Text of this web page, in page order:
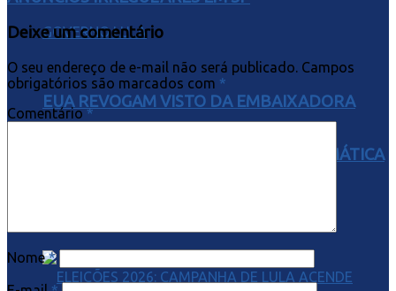
EUA REVOGAM VISTO DA EMBAIXADORA
BRASILEIRA E AMPLIAM CRISE DIPLOMÁTICA
Deixe um comentário
O seu endereço de e-mail não será publicado. Campos
obrigatórios são marcados com *
Comentário*
Nome*